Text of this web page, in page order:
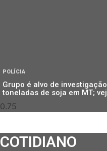
POLÍCIA
Grupo é alvo de
toneladas de soja em MT;
COTIDIANO